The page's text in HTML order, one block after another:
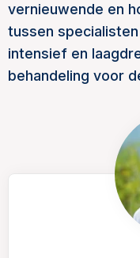
vernieuwende en
tussen
intensief en
behandeling voor